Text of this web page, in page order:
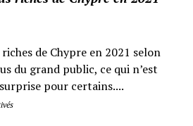
de Chypre en 2021 selon
du grand public, ce qui n’est
pour certains....